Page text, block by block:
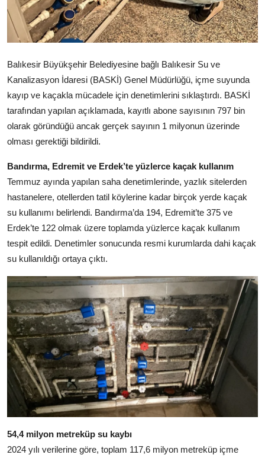
Balıkesir Büyükşehir Belediyesine bağlı Balıkesir Su ve
Kanalizasyon İdaresi (BASKİ) Genel Müdürlüğü, içme suyunda
kayıp ve kaçakla mücadele için denetimlerini sıklaştırdı. BASKİ
tarafından yapılan açıklamada, kayıtlı abone sayısının 797 bin
olarak göründüğü ancak gerçek sayının 1 milyonun üzerinde
olması gerektiği bildirildi.
Bandırma, Edremit ve Erdek’te yüzlerce kaçak kullanım
Temmuz ayında yapılan saha denetimlerinde, yazlık sitelerden
hastanelere, otellerden tatil köylerine kadar birçok yerde kaçak
su kullanımı belirlendi. Bandırma’da 194, Edremit’te 375 ve
Erdek’te 122 olmak üzere toplamda yüzlerce kaçak kullanım
tespit edildi. Denetimler sonucunda resmi kurumlarda dahi kaçak
su kullanıldığı ortaya çıktı.
54,4 milyon metreküp su kaybı
2024 yılı verilerine göre, toplam 117,6 milyon metreküp içme